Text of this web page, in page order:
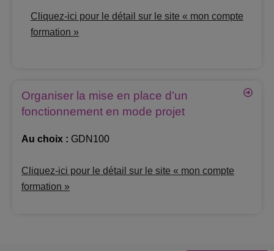
Cliquez-ici pour le détail sur le site « mon compte
formation »
Organiser la mise en place d’un
fonctionnement en mode projet
Au choix : GDN100
Cliquez-ici pour le détail sur le site « mon compte
formation »